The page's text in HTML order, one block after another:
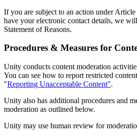
If you are subject to an action under
have your electronic contact details, we
Statement of Reasons.
Procedures & Measures for
Unity conducts content moderation
You can see how to report restricted
"Reporting Unacceptable Content".
Unity also has additional procedures and
moderation as outlined below.
Unity may use human review for